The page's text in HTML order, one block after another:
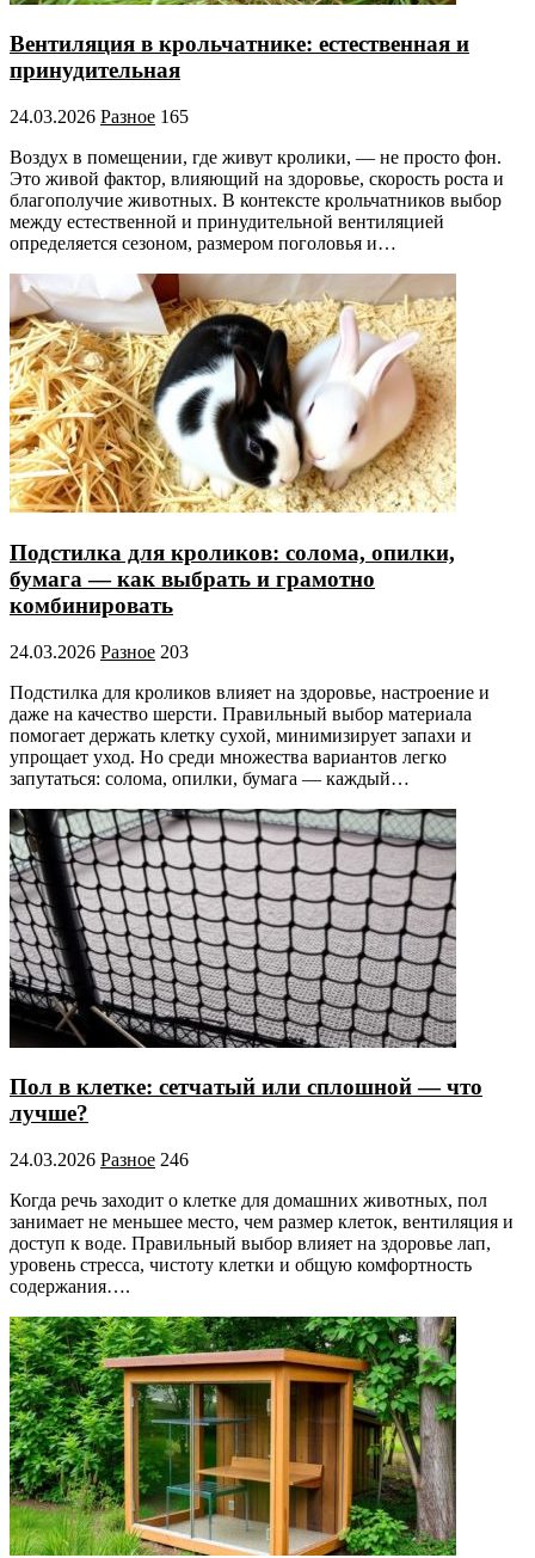
Вентиляция в крольчатнике: естественная и
принудительная
24.03.2026 Разное 165
Воздух в помещении, где живут кролики, — не просто фон.
Это живой фактор, влияющий на здоровье, скорость роста и
благополучие животных. В контексте крольчатников выбор
между естественной и принудительной вентиляцией
определяется сезоном, размером поголовья и…
Подстилка для кроликов: солома, опилки,
бумага — как выбрать и грамотно
комбинировать
24.03.2026 Разное 203
Подстилка для кроликов влияет на здоровье, настроение и
даже на качество шерсти. Правильный выбор материала
помогает держать клетку сухой, минимизирует запахи и
упрощает уход. Но среди множества вариантов легко
запутаться: солома, опилки, бумага — каждый…
Пол в клетке: сетчатый или сплошной — что
лучше?
24.03.2026 Разное 246
Когда речь заходит о клетке для домашних животных, пол
занимает не меньшее место, чем размер клеток, вентиляция и
доступ к воде. Правильный выбор влияет на здоровье лап,
уровень стресса, чистоту клетки и общую комфортность
содержания….